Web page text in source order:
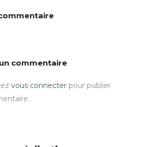
commentaire
vous connecter pour publier